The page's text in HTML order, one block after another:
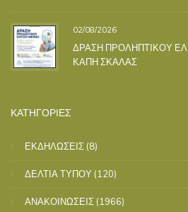
02/08/2026
ΔΡΑΣΗ ΠΡΟΛΗΠΤΙΚΟΥ
ΚΑΠΗ ΣΚΑΛΑΣ
ΚΑΤΗΓΟΡΙΕΣ
ΕΚΔΗΛΩΣΕΙΣ (8)
ΔΕΛΤΙΑ ΤΥΠΟΥ (120)
ΑΝΑΚΟΙΝΩΣΕΙΣ (1966)